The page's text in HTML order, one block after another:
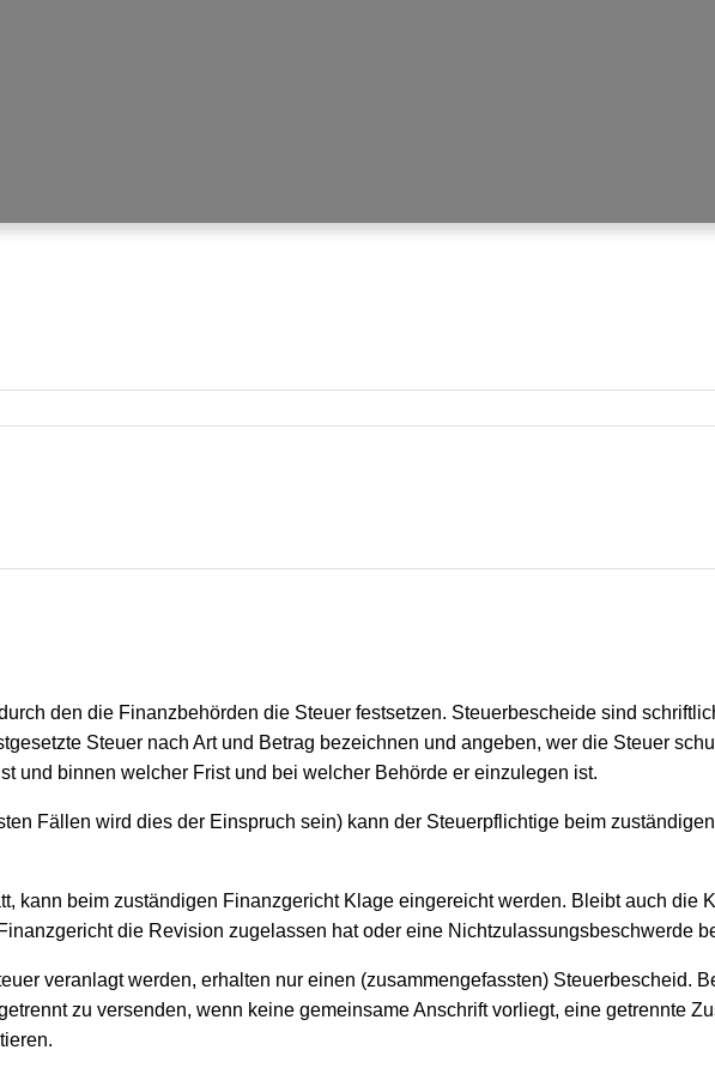
den die Finanzbehörden die Steuer festsetzen. Steuerbescheide sind
Steuer nach Art und Betrag bezeichnen und angeben, wer die Steuer
und binnen welcher Frist und bei welcher Behörde er einzulegen ist.
Fällen wird dies der Einspruch sein) kann der Steuerpflichtige beim
kann beim zuständigen Finanzgericht Klage eingereicht werden. Bleibt auch die
die Revision zugelassen hat oder eine Nichtzulassungsbeschwerde
veranlagt werden, erhalten nur einen (zusammengefassten) Steuerbescheid.
zu versenden, wenn keine gemeinsame Anschrift vorliegt, eine getrennte